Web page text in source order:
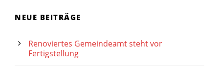
NEUE BEITRÄGE
Renoviertes Gemeindeamt steht vor
Fertigstellung